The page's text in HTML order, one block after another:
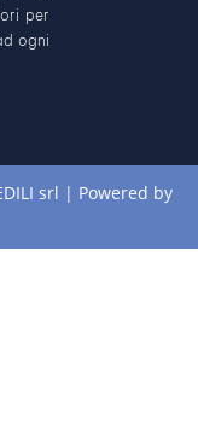
per
ogni
srl | Powered by